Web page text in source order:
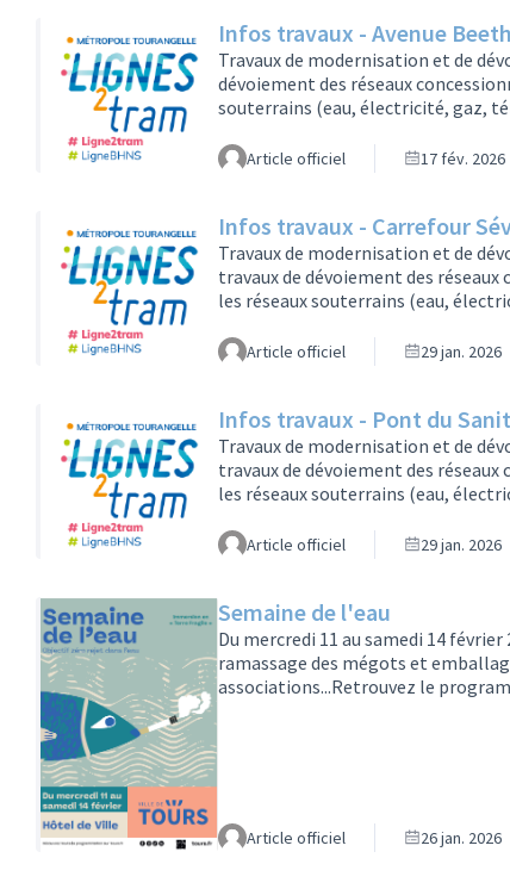
Infos travaux - Avenue
Travaux de modernisation et de
dévoiement des réseaux
souterrains (eau, électricité, gaz,
cette occasion.Travaux sur le
les impacts. Des interdictions de
Article officiel 17 fév. 2026
Infos travaux - Carrefour
Travaux de modernisation et de
travaux de dévoiement des
les réseaux souterrains (eau,
modernisés à cette
Madame de Grignan sera mise en
Article officiel 29 jan. 2026
Infos travaux - Pont du
Travaux de modernisation et de
travaux de dévoiement des
les réseaux souterrains (eau,
modernisés à cette
février au 23 février 2026Pont du
Article officiel 29 jan. 2026
Semaine de l'eau
Du mercredi 11 au samedi 14
ramassage des mégots et
associations...Retrouvez le
Article officiel 26 jan. 2026